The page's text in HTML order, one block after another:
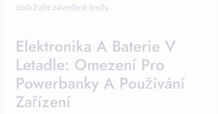
dodržujte zavedené limity.
Elektronika A Baterie V
Letadle: Omezení Pro
Powerbanky A Používání
Zařízení